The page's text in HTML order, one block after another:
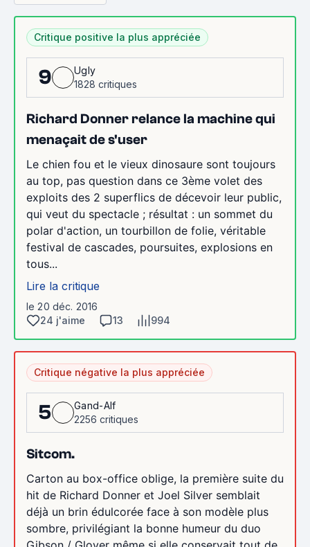
Critique positive la plus appréciée
9
Ugly
1828 critiques
Richard Donner relance la machine qui
menaçait de s'user
Le chien fou et le vieux dinosaure sont toujours
au top, pas question dans ce 3ème volet des
exploits des 2 superflics de décevoir leur public,
qui veut du spectacle ; résultat : un sommet du
polar d'action, un tourbillon de folie, véritable
festival de cascades, poursuites, explosions en
tous...
Lire la critique
le 20 déc. 2016
24 j'aime
13 994
Critique négative la plus appréciée
5
Gand-Alf
2256 critiques
Sitcom.
Carton au box-office oblige, la première suite du
hit de Richard Donner et Joel Silver semblait
déjà un brin édulcorée face à son modèle plus
sombre, privilégiant la bonne humeur du duo